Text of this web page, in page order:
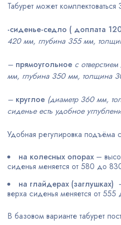
Табурет может
-сиденье-седло ( доплата
420 мм, глубина 355 мм,
– прямоугольное с
мм, глубина 350 мм, толщина
– круглое (диаметр 360 мм,
сиденье есть удобное
Удобная регулировка подъёма
на колесных опорах –
сиденья меняется от 580 до
на глайдерах (заглушках)
верха сиденья меняется от
В базовом варианте табурет